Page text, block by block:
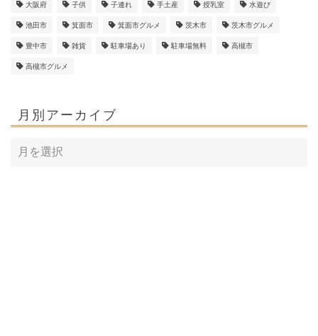
大阪府 子供 子連れ 手土産 授乳室 水遊び
池田市 箕面市 箕面市グルメ 茨木市 茨木市グルメ
豊中市 雑貨 駐車場あり 駐車場無料 高槻市
高槻市グルメ
月別アーカイブ